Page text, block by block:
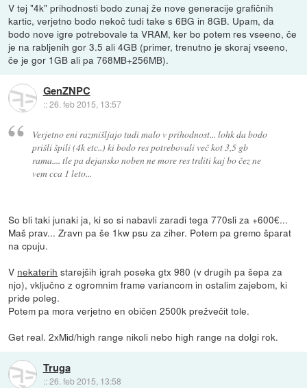
V tej "4k" prihodnosti bodo zunaj že nove generacije grafičnih
kartic, verjetno bodo nekoč tudi take s 6BG in 8GB. Upam, da
bodo nove igre potrebovale ta VRAM, ker bo potem res vseeno, če
je na rabljenih gor 3.5 ali 4GB (primer, trenutno je skoraj vseeno,
če je gor 1GB ali pa 768MB+256MB).
GenZNPC
::26. feb 2015, 13:57
Verjetno eni razmišljajo tudi malo v prihodnost... lohk da bodo
prišli špili (4k etc..) ki bodo res potrebovali več kot 3,5 gb
rama.... tle pa dejansko noben ne more res trditi kaj bo čez ne
vem cca 1 leto...
So bli taki junaki ja, ki so si nabavli zaradi tega 770sli za +600€...
Maš prav... Zravn pa še 1kw psu za ziher. Potem pa gremo šparat
na cpuju.
V nekaterih starejših igrah poseka gtx 980 (v drugih pa šepa za
njo), vključno z ogromnim frame variancom in ostalim zajebom, ki
pride poleg.
Potem pa mora verjetno en običen 2500k prežvečit tole.
Get real. 2xMid/high range nikoli nebo high range na dolgi rok.
Truga
::26. feb 2015, 13:58